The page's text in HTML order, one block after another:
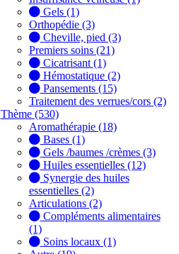
Gels (1)
Orthopédie (3)
Cheville, pied (3)
Premiers soins (21)
Cicatrisant (1)
Hémostatique (2)
Pansements (15)
Traitement des verrues/cors (2)
Thème (530)
Aromathérapie (18)
Bases (1)
Gels /baumes /crèmes (3)
Huiles essentielles (12)
Synergie des huiles
essentielles (2)
Articulations (2)
Compléments alimentaires
(1)
Soins locaux (1)